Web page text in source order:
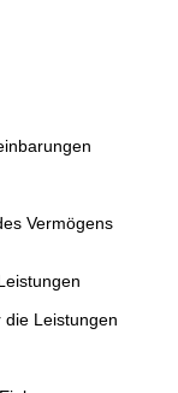
Vermögens
Leistungen